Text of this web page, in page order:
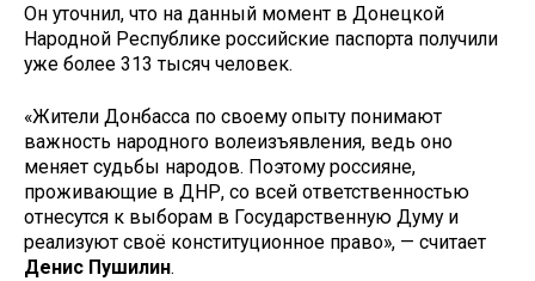
Он уточнил, что на данный момент в Донецкой
Народной Республике российские паспорта получили
уже более 313 тысяч человек.
«Жители Донбасса по своему опыту понимают
важность народного волеизъявления, ведь оно
меняет судьбы народов. Поэтому россияне,
проживающие в ДНР, со всей ответственностью
отнесутся к выборам в Государственную Думу и
реализуют своё конституционное право», — считает
Денис Пушилин.